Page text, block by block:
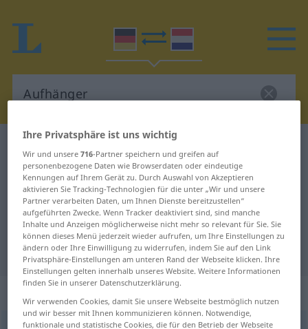
Deutsch-Niederländisch
Übersetzung für "Aufhänger"
"Aufhänger" Niederländisch
Übersetzung
: Maskulinum, männlich
Ihre Privatsphäre ist uns wichtig
Wir und unsere716-Partner speichern und greifen auf
personenbezogene Daten wie Browserdaten oder eindeutige
Kennungen auf Ihrem Gerät zu. Durch Auswahl von Akzeptieren
aktivieren Sie Tracking-Technologien für die unter „Wir und unsere
Partner verarbeiten Daten, um Ihnen Dienste bereitzustellen“
aufgeführten Zwecke. Wenn Tracker deaktiviert sind, sind manche
Inhalte und Anzeigen möglicherweise nicht mehr so relevant für Sie. Sie
können dieses Menü jederzeit wieder aufrufen, um Ihre Einstellungen zu
ändern oder Ihre Einwilligung zu widerrufen, indem Sie auf den Link
Privatsphäre-Einstellungen am unteren Rand der Webseite klicken. Ihre
Einstellungen gelten innerhalb unseres Website. Weitere Informationen
finden Sie in unserer Datenschutzerklärung.
Wir verwenden Cookies, damit Sie unsere Webseite bestmöglich nutzen
und wir besser mit Ihnen kommunizieren können. Notwendige,
funktionale und statistische Cookies, die für den Betrieb der Webseite